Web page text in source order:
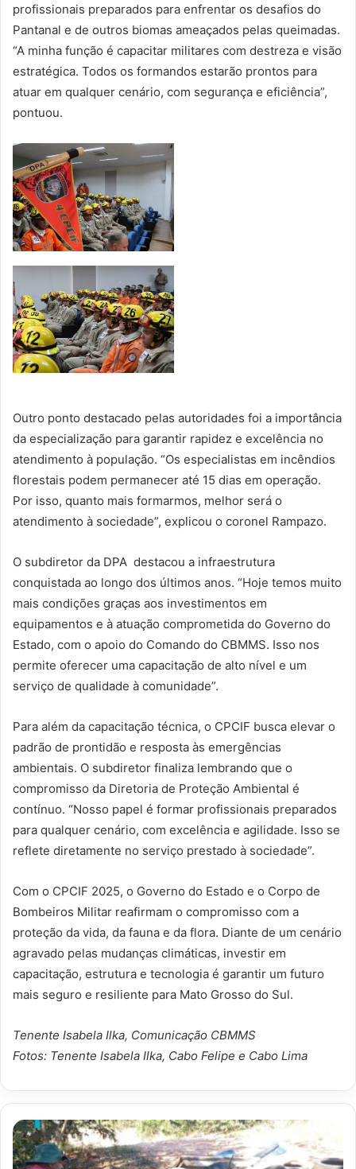
profissionais preparados para enfrentar os desafios do
Pantanal e de outros biomas ameaçados pelas queimadas.
“A minha função é capacitar militares com destreza e visão
estratégica. Todos os formandos estarão prontos para
atuar em qualquer cenário, com segurança e eficiência”,
pontuou.
Outro ponto destacado pelas autoridades foi a importância
da especialização para garantir rapidez e excelência no
atendimento à população. “Os especialistas em incêndios
florestais podem permanecer até 15 dias em operação.
Por isso, quanto mais formarmos, melhor será o
atendimento à sociedade”, explicou o coronel Rampazo.
O subdiretor da DPA destacou a infraestrutura
conquistada ao longo dos últimos anos. “Hoje temos muito
mais condições graças aos investimentos em
equipamentos e à atuação comprometida do Governo do
Estado, com o apoio do Comando do CBMMS. Isso nos
permite oferecer uma capacitação de alto nível e um
serviço de qualidade à comunidade”.
Para além da capacitação técnica, o CPCIF busca elevar o
padrão de prontidão e resposta às emergências
ambientais. O subdiretor finaliza lembrando que o
compromisso da Diretoria de Proteção Ambiental é
contínuo. “Nosso papel é formar profissionais preparados
para qualquer cenário, com excelência e agilidade. Isso se
reflete diretamente no serviço prestado à sociedade”.
Com o CPCIF 2025, o Governo do Estado e o Corpo de
Bombeiros Militar reafirmam o compromisso com a
proteção da vida, da fauna e da flora. Diante de um cenário
agravado pelas mudanças climáticas, investir em
capacitação, estrutura e tecnologia é garantir um futuro
mais seguro e resiliente para Mato Grosso do Sul.
Tenente Isabela Ilka, Comunicação CBMMS
Fotos: Tenente Isabela Ilka, Cabo Felipe e Cabo Lima